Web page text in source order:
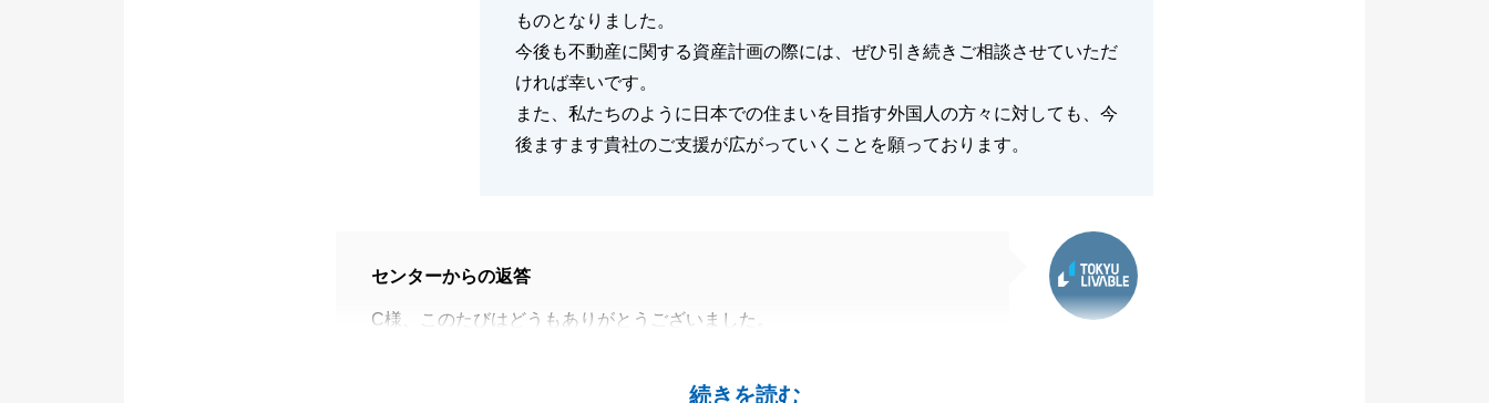
ものとなりました。
今後も不動産に関する資産計画の際には、ぜひ引き続きご相談させていただ
ければ幸いです。
また、私たちのように日本での住まいを目指す外国人の方々に対しても、今
後ますます貴社のご支援が広がっていくことを願っております。
続きを読む
センターからの返答
C様、このたびはどうもありがとうございました。
が、C様とはスムーズなやりとりができて、とてもやりやすかったです。